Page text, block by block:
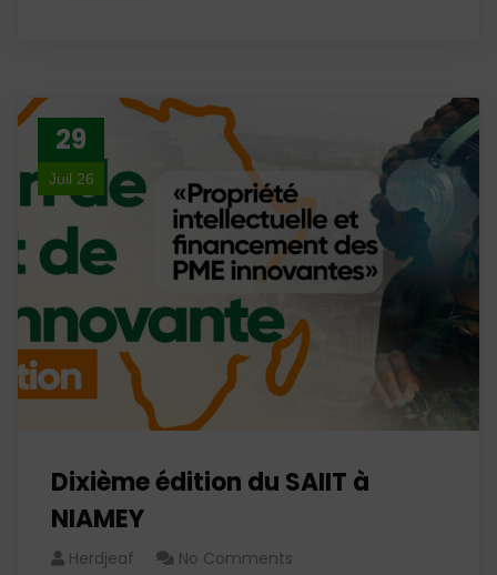
29
Juil 26
Dixième édition du SAIIT à
NIAMEY
Herdjeaf No Comments